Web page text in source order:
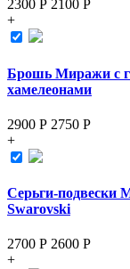
2300 Р 2100 Р
+
Брошь Миражи с
хамелеонами
2900 Р 2750 Р
+
Серьги-подвески
Swarovski
2700 Р 2600 Р
+